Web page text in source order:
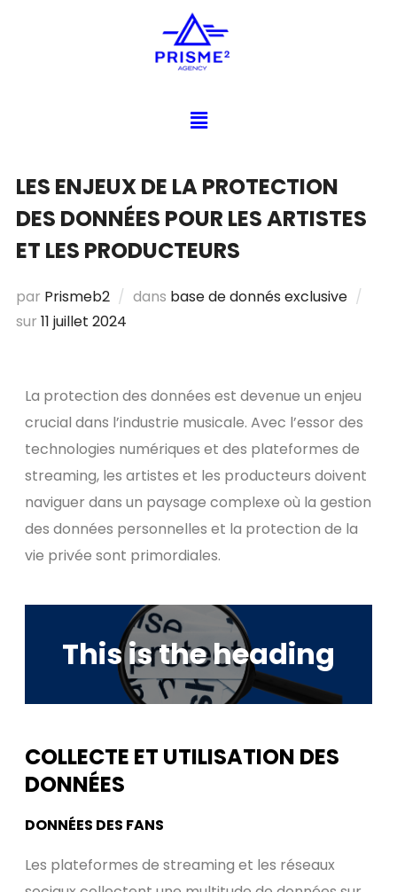
LES ENJEUX DE LA PROTECTION
DES DONNÉES POUR LES ARTISTES
ET LES PRODUCTEURS
par Prismeb2 dans base de donnés exclusive
sur 11 juillet 2024
La protection des données est devenue un enjeu
crucial dans l’industrie musicale. Avec l’essor des
technologies numériques et des plateformes de
streaming, les artistes et les producteurs doivent
naviguer dans un paysage complexe où la gestion
des données personnelles et la protection de la
vie privée sont primordiales.
This is the heading
COLLECTE ET UTILISATION DES
DONNÉES
DONNÉES DES FANS
Les plateformes de streaming et les réseaux